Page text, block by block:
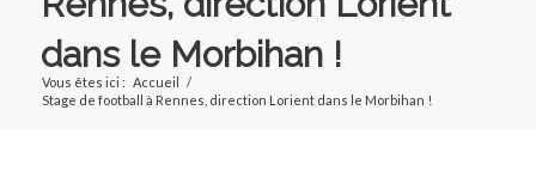
dans le Morbihan !
Vous êtes ici : Accueil /
Stage de football à Rennes, direction Lorient dans le Morbihan !